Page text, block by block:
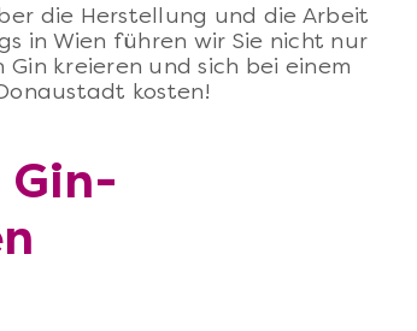
die Herstellung und die Arbeit
in Wien führen wir Sie nicht nur
kreieren und sich bei einem
kosten!
Gin-